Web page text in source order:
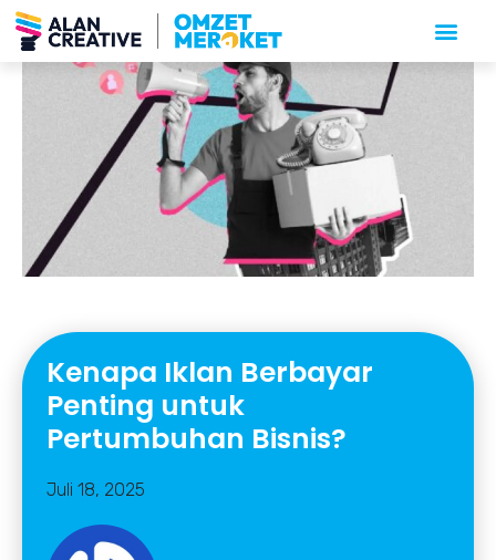
Kenapa Iklan Berbayar
Penting untuk
Pertumbuhan Bisnis?
Juli 18, 2025